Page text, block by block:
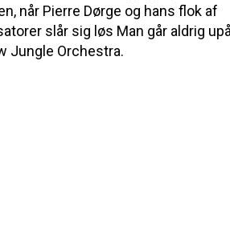
når Pierre Dørge og hans flok af
slår sig løs Man går aldrig
Jungle Orchestra.